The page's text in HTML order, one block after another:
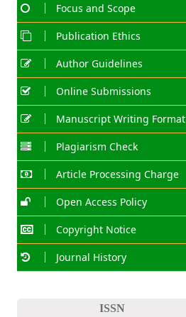
Focus and Scope
Publication Ethics
Author Guidelines
Online Submissions
Manuscript Writing Format
Plagiarism Check
Article Processing Charge
Open Access Policy
Copyright Notice
Journal History
ISSN